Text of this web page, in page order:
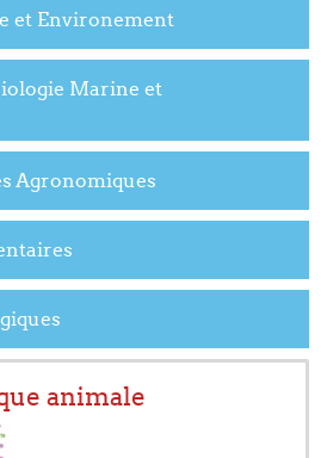
et Environement
Marine et
Agronomiques
animale